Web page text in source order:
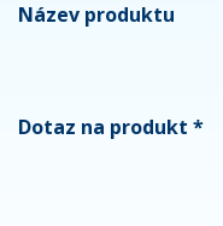
Název produktu
Dotaz na produkt *